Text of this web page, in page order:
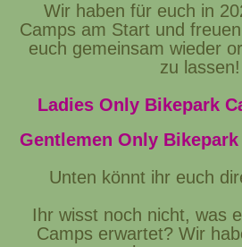
Wir haben für euch in
Camps am Start und
euch gemeinsam wieder
zu lassen!
Ladies Only Bikepark
Gentlemen Only Bikepark
Unten könnt ihr euch
Ihr wisst noch nicht, was
Camps erwartet? Wir